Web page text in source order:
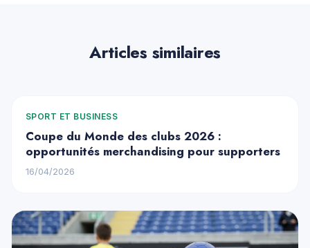
Articles similaires
SPORT ET BUSINESS
Coupe du Monde des clubs 2026 :
opportunités merchandising pour supporters
16/04/2026